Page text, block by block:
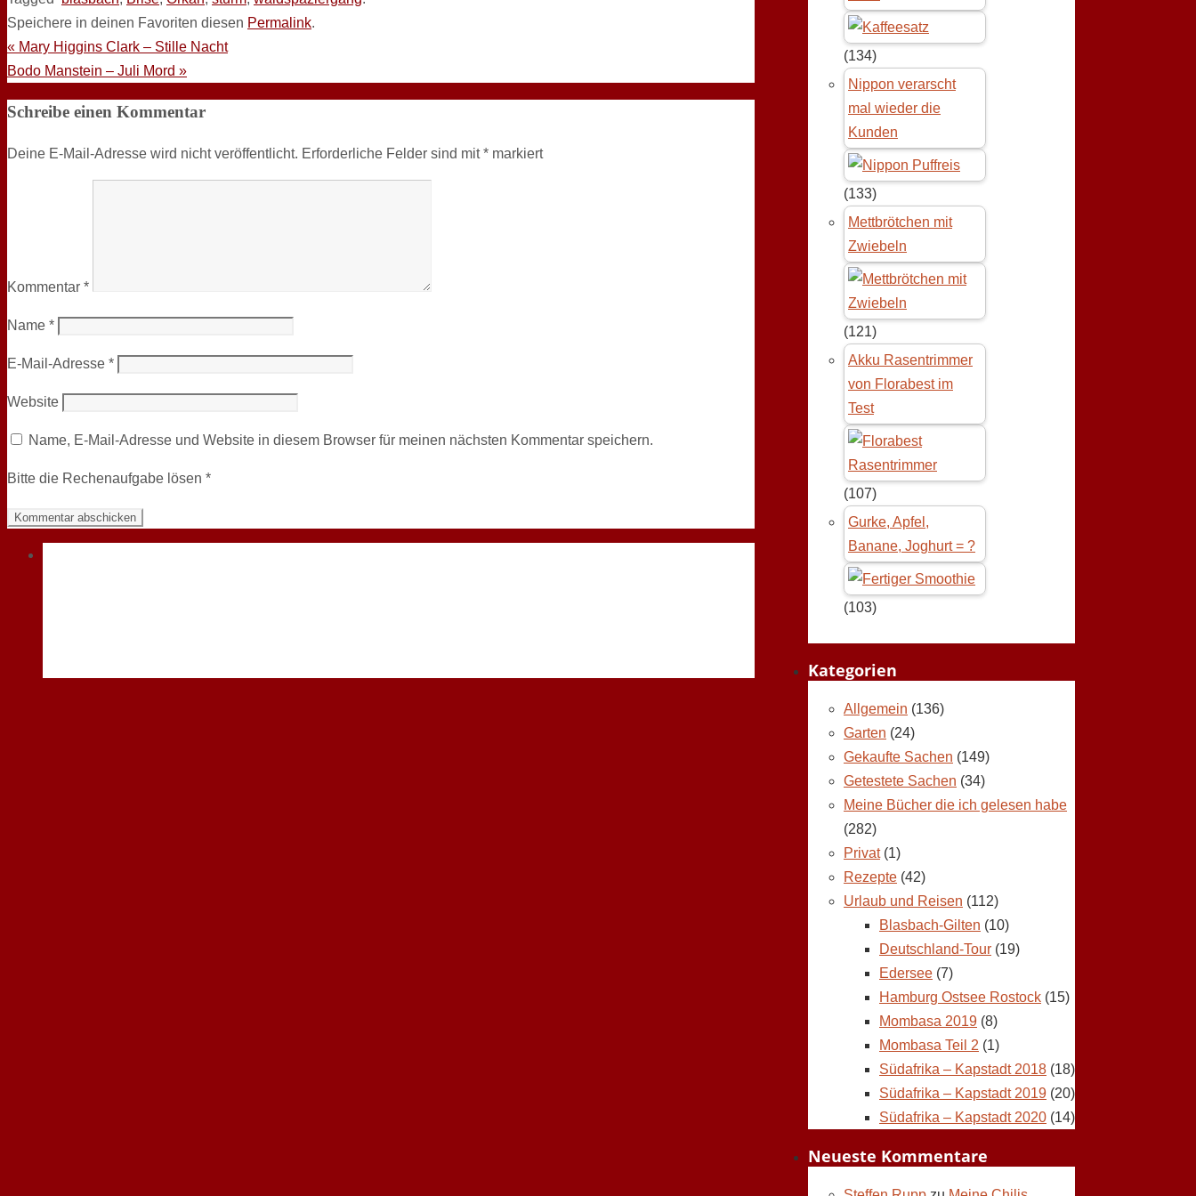
Speichere in deinen Favoriten diesen Permalink.
« Mary Higgins Clark – Stille Nacht
Bodo Manstein – Juli Mord »
Schreibe einen Kommentar
Deine E-Mail-Adresse wird nicht veröffentlicht. Erforderliche Felder sind mit* markiert
Kommentar *
Name *
E-Mail-Adresse *
Website
Name, E-Mail-Adresse und Website in diesem Browser für meinen nächsten Kommentar speichern.
Bitte die Rechenaufgabe lösen *
(134)
Nippon verarscht
mal wieder die
Kunden
(133)
Mettbrötchen mit
Zwiebeln
(121)
Akku Rasentrimmer
von Florabest im
Test
(107)
Gurke, Apfel,
Banane, Joghurt = ?
(103)
Kategorien
Allgemein (136)
Garten (24)
Gekaufte Sachen (149)
Getestete Sachen (34)
Meine Bücher die ich gelesen habe
(282)
Privat(1)
Rezepte (42)
Urlaub und Reisen (112)
Blasbach-Gilten (10)
Deutschland-Tour (19)
Edersee (7)
Hamburg Ostsee Rostock (15)
Mombasa 2019 (8)
Mombasa Teil 2 (1)
Südafrika – Kapstadt 2018 (18)
Südafrika – Kapstadt 2019 (20)
Südafrika – Kapstadt 2020 (14)
Neueste Kommentare